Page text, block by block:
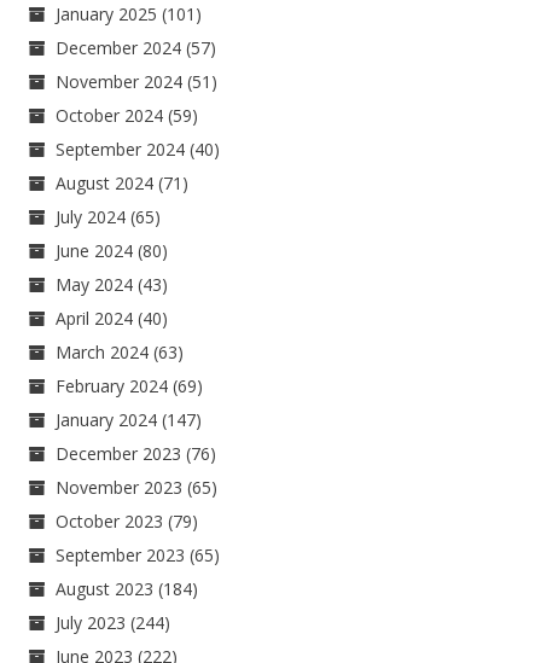
January 2025 (101)
December 2024 (57)
November 2024 (51)
October 2024 (59)
September 2024 (40)
August 2024 (71)
July 2024 (65)
June 2024 (80)
May 2024 (43)
April 2024 (40)
March 2024 (63)
February 2024 (69)
January 2024 (147)
December 2023 (76)
November 2023 (65)
October 2023 (79)
September 2023 (65)
August 2023 (184)
July 2023 (244)
June 2023 (222)